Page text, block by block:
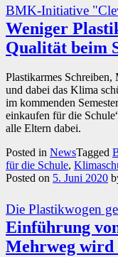
BMK-Initiative
Weniger
Qualität beim
Plastikarmes
und dabei das Klima
im kommenden
einkaufen für die
alle Eltern dabei.
Posted in NewsTagged
für die Schule,
Posted on 5. Juni 2020
Die Plastikwogen
Einführung
Mehrweg wird